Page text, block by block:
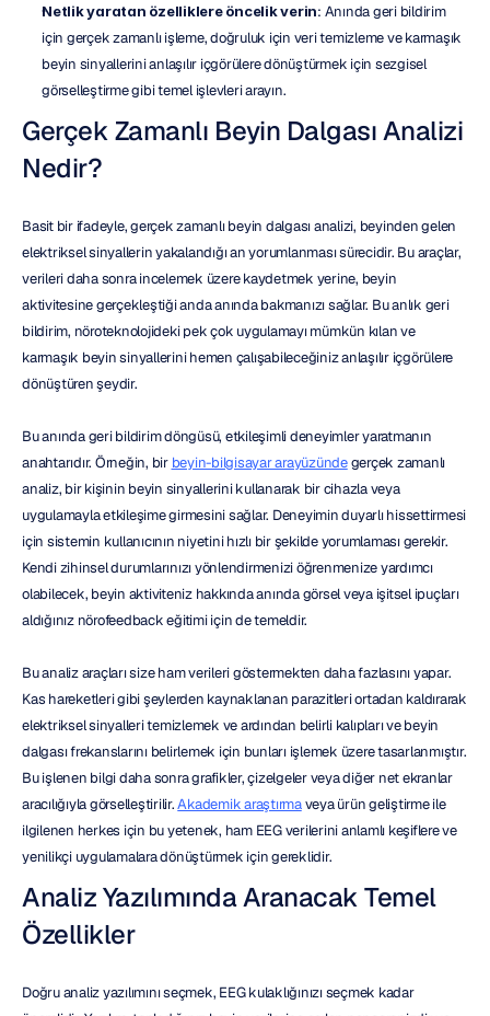
Netlik yaratan özelliklere öncelik verin: Anında geri bildirim
için gerçek zamanlı işleme, doğruluk için veri temizleme ve karmaşık
beyin sinyallerini anlaşılır içgörülere dönüştürmek için sezgisel
görselleştirme gibi temel işlevleri arayın.
Gerçek Zamanlı Beyin Dalgası Analizi
Nedir?
Basit bir ifadeyle, gerçek zamanlı beyin dalgası analizi, beyinden gelen
elektriksel sinyallerin yakalandığı an yorumlanması sürecidir. Bu araçlar,
verileri daha sonra incelemek üzere kaydetmek yerine, beyin
aktivitesine gerçekleştiği anda anında bakmanızı sağlar. Bu anlık geri
bildirim, nöroteknolojideki pek çok uygulamayı mümkün kılan ve
karmaşık beyin sinyallerini hemen çalışabileceğiniz anlaşılır içgörülere
dönüştüren şeydir.
Bu anında geri bildirim döngüsü, etkileşimli deneyimler yaratmanın
anahtarıdır. Örneğin, bir beyin-bilgisayar arayüzünde gerçek zamanlı
analiz, bir kişinin beyin sinyallerini kullanarak bir cihazla veya
uygulamayla etkileşime girmesini sağlar. Deneyimin duyarlı hissettirmesi
için sistemin kullanıcının niyetini hızlı bir şekilde yorumlaması gerekir.
Kendi zihinsel durumlarınızı yönlendirmenizi öğrenmenize yardımcı
olabilecek, beyin aktiviteniz hakkında anında görsel veya işitsel ipuçları
aldığınız nörofeedback eğitimi için de temeldir.
Bu analiz araçları size ham verileri göstermekten daha fazlasını yapar.
Kas hareketleri gibi şeylerden kaynaklanan parazitleri ortadan kaldırarak
elektriksel sinyalleri temizlemek ve ardından belirli kalıpları ve beyin
dalgası frekanslarını belirlemek için bunları işlemek üzere tasarlanmıştır.
Bu işlenen bilgi daha sonra grafikler, çizelgeler veya diğer net ekranlar
aracılığıyla görselleştirilir. Akademik araştırma veya ürün geliştirme ile
ilgilenen herkes için bu yetenek, ham EEG verilerini anlamlı keşiflere ve
yenilikçi uygulamalara dönüştürmek için gereklidir.
Analiz Yazılımında Aranacak Temel
Özellikler
Doğru analiz yazılımını seçmek, EEG kulaklığınızı seçmek kadar